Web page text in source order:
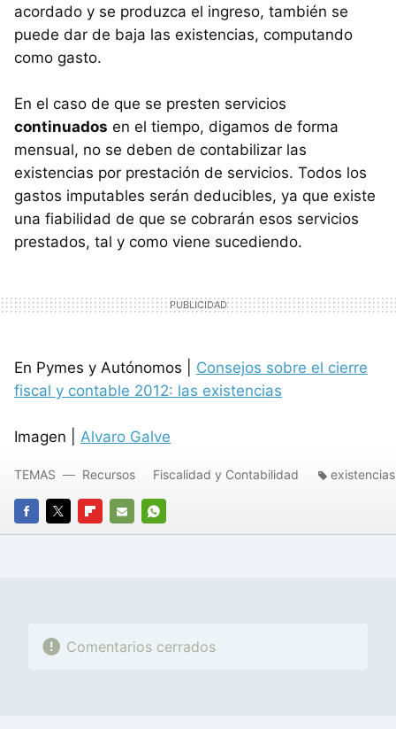
acordado y se produzca el ingreso, también se
puede dar de baja las existencias, computando
como gasto.
En el caso de que se presten servicios
continuados en el tiempo, digamos de forma
mensual, no se deben de contabilizar las
existencias por prestación de servicios. Todos los
gastos imputables serán deducibles, ya que existe
una fiabilidad de que se cobrarán esos servicios
prestados, tal y como viene sucediendo.
En Pymes y Autónomos | Consejos sobre el cierre
fiscal y contable 2012: las existencias
Imagen | Alvaro Galve
FACEBOOK
TWITTERFLIPBOARD
E-
WHATSAPP
TEMAS Recursos Fiscalidad y Contabilidad existencias
Comentarios cerrados